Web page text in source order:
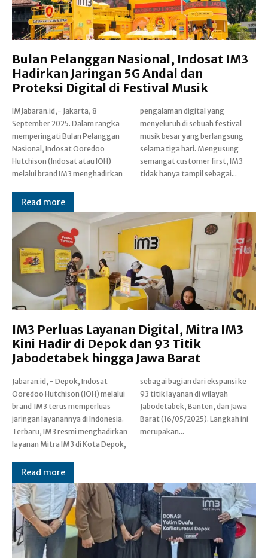
Bulan Pelanggan Nasional, Indosat IM3
Hadirkan Jaringan 5G Andal dan
Proteksi Digital di Festival Musik
IMJabaran.id,- Jakarta, 8
September 2025. Dalam rangka
memperingati Bulan Pelanggan
Nasional, Indosat Ooredoo
Hutchison (Indosat atau IOH)
melalui brand IM3 menghadirkan
pengalaman digital yang
menyeluruh di sebuah festival
musik besar yang berlangsung
selama tiga hari. Mengusung
semangat customer first, IM3
tidak hanya tampil sebagai...
Read more
IM3 Perluas Layanan Digital, Mitra IM3
Kini Hadir di Depok dan 93 Titik
Jabodetabek hingga Jawa Barat
Jabaran.id, - Depok, Indosat
Ooredoo Hutchison (IOH) melalui
brand IM3 terus memperluas
jaringan layanannya di Indonesia.
Terbaru, IM3 resmi menghadirkan
layanan Mitra IM3 di Kota Depok,
sebagai bagian dari ekspansi ke
93 titik layanan di wilayah
Jabodetabek, Banten, dan Jawa
Barat (16/05/2025). Langkah ini
merupakan...
Read more